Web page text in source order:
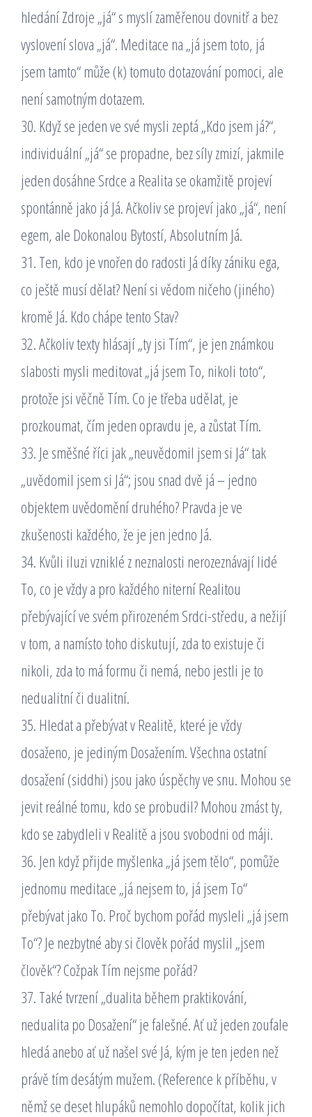
hledání Zdroje „já“ s myslí zaměřenou dovnitř a bez
vyslovení slova „já“. Meditace na „já jsem toto, já
jsem tamto“ může (k) tomuto dotazování pomoci, ale
není samotným dotazem.
30. Když se jeden ve své mysli zeptá „Kdo jsem já?“,
individuální „já“ se propadne, bez síly zmizí, jakmile
jeden dosáhne Srdce a Realita se okamžitě projeví
spontánně jako já Já. Ačkoliv se projeví jako „já“, není
egem, ale Dokonalou Bytostí, Absolutním Já.
31. Ten, kdo je vnořen do radosti Já díky zániku ega,
co ještě musí dělat? Není si vědom ničeho (jiného)
kromě Já. Kdo chápe tento Stav?
32. Ačkoliv texty hlásají „ty jsi Tím“, je jen známkou
slabosti mysli meditovat „já jsem To, nikoli toto“,
protože jsi věčně Tím. Co je třeba udělat, je
prozkoumat, čím jeden opravdu je, a zůstat Tím.
33. Je směšné říci jak „neuvědomil jsem si Já“ tak
„uvědomil jsem si Já“; jsou snad dvě já – jedno
objektem uvědomění druhého? Pravda je ve
zkušenosti každého, že je jen jedno Já.
34. Kvůli iluzi vzniklé z neznalosti nerozeznávají lidé
To, co je vždy a pro každého niterní Realitou
přebývající ve svém přirozeném Srdci-středu, a nežijí
v tom, a namísto toho diskutují, zda to existuje či
nikoli, zda to má formu či nemá, nebo jestli je to
nedualitní či dualitní.
35. Hledat a přebývat v Realitě, které je vždy
dosaženo, je jediným Dosažením. Všechna ostatní
dosažení (siddhi) jsou jako úspěchy ve snu. Mohou se
jevit reálné tomu, kdo se probudil? Mohou zmást ty,
kdo se zabydleli v Realitě a jsou svobodni od máji.
36. Jen když přijde myšlenka „já jsem tělo“, pomůže
jednomu meditace „já nejsem to, já jsem To“
přebývat jako To. Proč bychom pořád mysleli „já jsem
To“? Je nezbytné aby si člověk pořád myslil „jsem
člověk“? Cožpak Tím nejsme pořád?
37. Také tvrzení „dualita během praktikování,
nedualita po Dosažení“ je falešné. Ať už jeden zoufale
hledá anebo ať už našel své Já, kým je ten jeden než
právě tím desátým mužem. (Reference k příběhu, v
němž se deset hlupáků nemohlo dopočítat, kolik jich